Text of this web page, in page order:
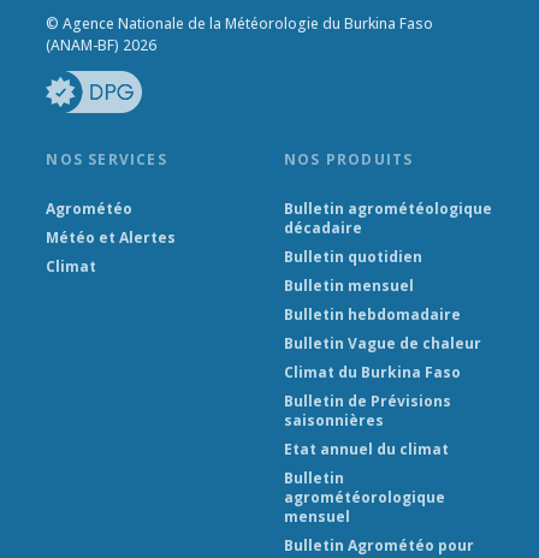
© Agence Nationale de la Météorologie du Burkina Faso
(ANAM-BF) 2026
NOS SERVICES
Agrométéo
Météo et Alertes
Climat
NOS PRODUITS
Bulletin agrométéologique
décadaire
Bulletin quotidien
Bulletin mensuel
Bulletin hebdomadaire
Bulletin Vague de chaleur
Climat du Burkina Faso
Bulletin de Prévisions
saisonnières
Etat annuel du climat
Bulletin
agrométéorologique
mensuel
Bulletin Agrométéo pour